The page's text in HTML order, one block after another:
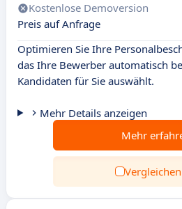
Kostenlose Demoversion
Preis auf Anfrage
Optimieren Sie Ihre
das Ihre Bewerber automatisch
Kandidaten für Sie auswählt.
Mehr Details anzeigen
Mehr